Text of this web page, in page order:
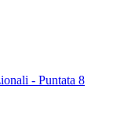
- Puntata 8